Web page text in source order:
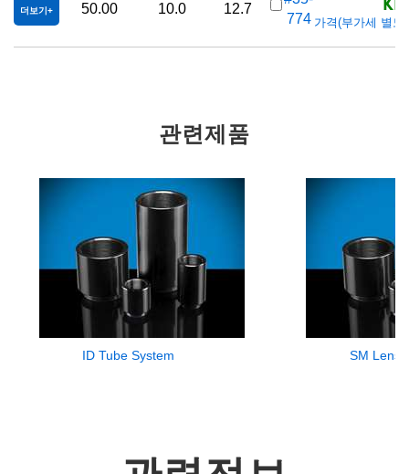
더보기 50.00 10.0 12.7
774 가격(부가세 별도
관련제품
ID Tube System SM Lens